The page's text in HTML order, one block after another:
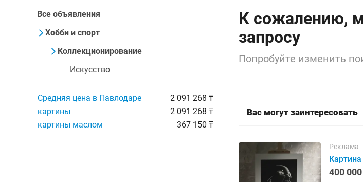
Все объявления
Хобби и спорт
Коллекционирование
Искусство
Средняя цена в Павлодаре
2 091 268 ₸
картины
2 091 268 ₸
картины маслом
367 150 ₸
К сожалению,
запросу
Попробуйте изменить
Вас могут заинтересовать
Реклама
400